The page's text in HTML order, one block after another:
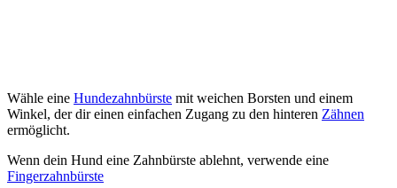
Wähle eine Hundezahnbürste mit weichen Borsten und einem
Winkel, der dir einen einfachen Zugang zu den hinteren Zähnen
ermöglicht.
Wenn dein Hund eine Zahnbürste ablehnt, verwende eine
Fingerzahnbürste